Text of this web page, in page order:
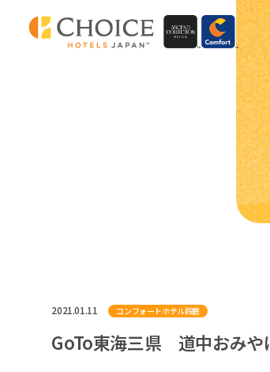
2021.01.11 コンフォートホテル鈴鹿
GoTo東海三県 道中おみや